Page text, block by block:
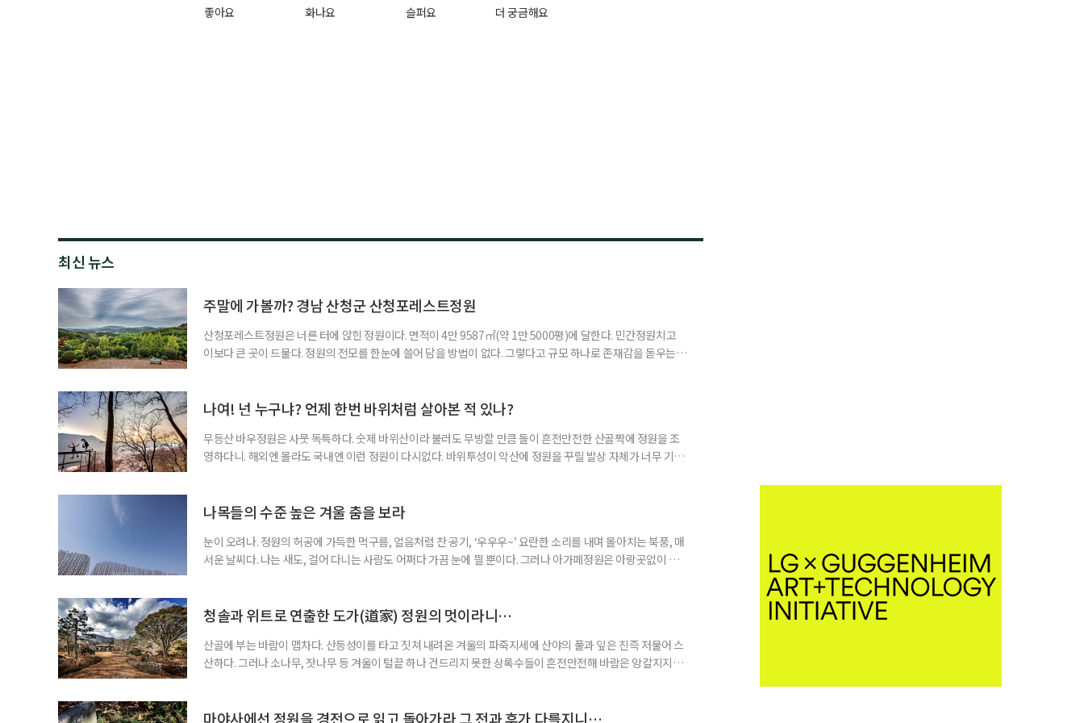
좋아요 화나요 슬퍼요 더 궁금해요
최신 뉴스
주말에 가볼까? 경남 산청군 산청포레스트정원
산청포레스트정원은 너른 터에 앉힌 정원이다. 면적이 4만 9587㎡(약 1만 5000평)에 달한다. 민간정원치고
이보다 큰 곳이 드물다. 정원의 전모를 한눈에 쓸어 담을 방법이 없다. 그렇다고 규모 하나로 존재감을 돋우는
겁게 다가올 수 있다. 가령 조경 작업 끝에 어쩔 수 없이 귀결된 여백이 지나치게 휑하면 스산할 수
나여! 넌 누구냐? 언제 한번 바위처럼 살아본 적 있나?
무등산 바우정원은 사뭇 독특하다. 숫제 바위산이라 불러도 무방할 만큼 돌이 흔전만전한 산골짝에 정원을 조
영하다니. 해외엔 몰라도 국내엔 이런 정원이 다시없다. 바위투성이 악산에 정원을 꾸릴 발상 자체가 너무 기발
원의 본이다. 천연 기암괴석의 원초성과 야생성을, 미감과 상징성을 오롯이 만끽할 수 있는 이색 정원이다. 바위
나목들의 수준 높은 겨울 춤을 보라
눈이 오려나. 정원의 허공에 가득한 먹구름, 얼음처럼 찬 공기, ‘우우우~’ 요란한 소리를 내며 몰아치는 북풍, 매
서운 날씨다. 나는 새도, 걸어 다니는 사람도 어쩌다 가끔 눈에 띌 뿐이다. 그러나 아가페정원은 아랑곳없이 푸
동의 한낮이 은근히 생동한다. 정원의 서막은 향나무 군락과 함께 열린다. 하나같이 싱싱한 나무들이다.
청솔과 위트로 연출한 도가(道家) 정원의 멋이라니…
산골에 부는 바람이 맵차다. 산등성이를 타고 짓쳐 내려온 겨울의 파죽지세에 산야의 풀과 잎은 진즉 저물어 스
산하다. 그러나 소나무, 잣나무 등 겨울이 털끝 하나 건드리지 못한 상록수들이 흔전만전해 바람은 앙칼지지만
래 자그만 초등학교가 있었던 곳으로, 폐교된 이후 정원으로 변모했다. 이 얼마나 다행스러운가. 왁살스러운
마야사에선 정원을 경전으로 읽고 돌아가라 그 전과 후가 다를지니…